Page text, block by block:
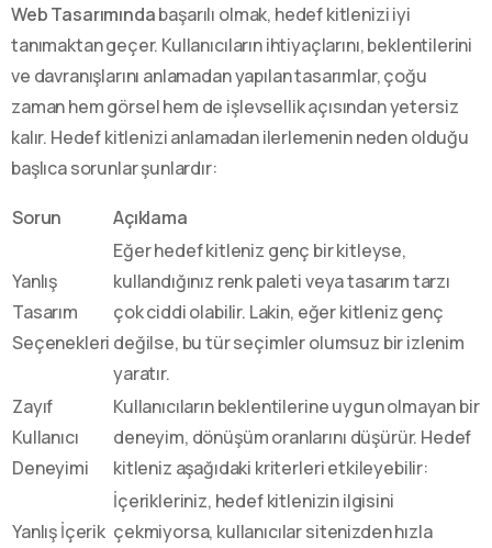
Web Tasarımındabaşarılı olmak, hedef kitlenizi iyi
tanımaktan geçer. Kullanıcıların ihtiyaçlarını, beklentilerini
ve davranışlarını anlamadan yapılan tasarımlar, çoğu
zaman hem görsel hem de işlevsellik açısından yetersiz
kalır. Hedef kitlenizi anlamadan ilerlemenin neden olduğu
başlıca sorunlar şunlardır:
Sorun Açıklama
Yanlış
Tasarım
Seçenekleri
Eğer hedef kitleniz genç bir kitleyse,
kullandığınız renk paleti veya tasarım tarzı
çok ciddi olabilir. Lakin, eğer kitleniz genç
değilse, bu tür seçimler olumsuz bir izlenim
yaratır.
Zayıf
Kullanıcı
Deneyimi
Kullanıcıların beklentilerine uygun olmayan bir
deneyim, dönüşüm oranlarını düşürür. Hedef
kitleniz aşağıdaki kriterleri etkileyebilir:
Yanlış İçerik
İçerikleriniz, hedef kitlenizin ilgisini
çekmiyorsa, kullanıcılar sitenizden hızla